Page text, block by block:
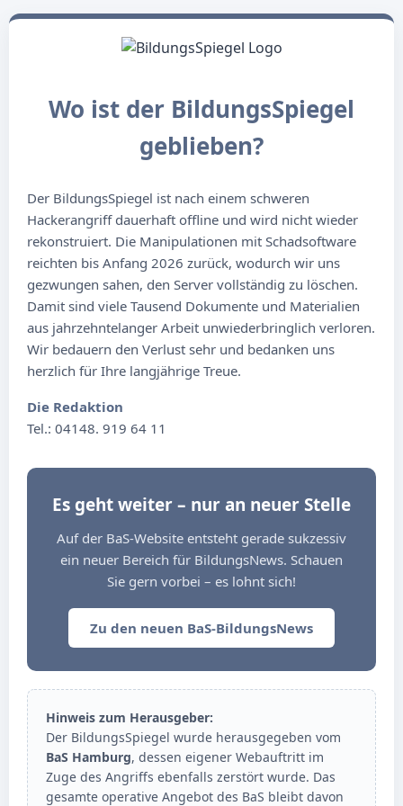
Wo ist der BildungsSpiegel
geblieben?
Der BildungsSpiegel ist nach einem schweren
Hackerangriff dauerhaft offline und wird nicht wieder
rekonstruiert. Die Manipulationen mit Schadsoftware
reichten bis Anfang 2026 zurück, wodurch wir uns
gezwungen sahen, den Server vollständig zu löschen.
Damit sind viele Tausend Dokumente und Materialien
aus jahrzehntelanger Arbeit unwiederbringlich verloren.
Wir bedauern den Verlust sehr und bedanken uns
herzlich für Ihre langjährige Treue.
Die Redaktion
Tel.: 04148. 919 64 11
Es geht weiter – nur an neuer Stelle
Auf der BaS-Website entsteht gerade sukzessiv
ein neuer Bereich für BildungsNews. Schauen
Sie gern vorbei – es lohnt sich!
Zu den neuen BaS-BildungsNews
Hinweis zum Herausgeber:
Der BildungsSpiegel wurde herausgegeben vom
BaS Hamburg, dessen eigener Webauftritt im
Zuge des Angriffs ebenfalls zerstört wurde. Das
gesamte operative Angebot des BaS bleibt davon